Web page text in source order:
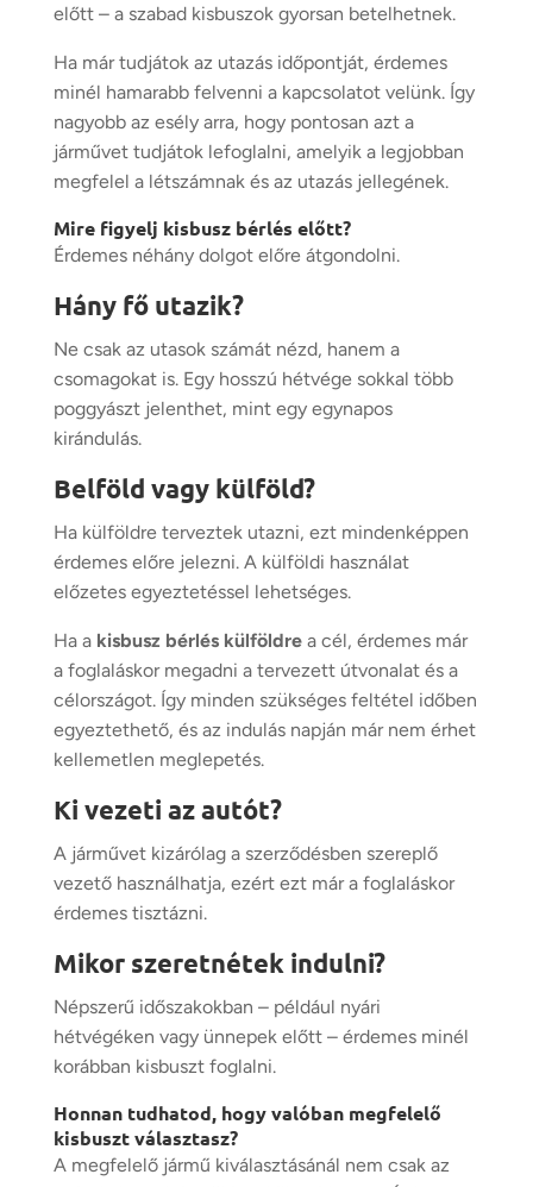
előtt – a szabad kisbuszok gyorsan betelhetnek.
Ha már tudjátok az utazás időpontját, érdemes
minél hamarabb felvenni a kapcsolatot velünk. Így
nagyobb az esély arra, hogy pontosan azt a
járművet tudjátok lefoglalni, amelyik a legjobban
megfelel a létszámnak és az utazás jellegének.
Mire figyelj kisbusz bérlés előtt?
Érdemes néhány dolgot előre átgondolni.
Hány fő utazik?
Ne csak az utasok számát nézd, hanem a
csomagokat is. Egy hosszú hétvége sokkal több
poggyászt jelenthet, mint egy egynapos
kirándulás.
Belföld vagy külföld?
Ha külföldre terveztek utazni, ezt mindenképpen
érdemes előre jelezni. A külföldi használat
előzetes egyeztetéssel lehetséges.
Ha a kisbusz bérlés külföldrea cél, érdemes már
a foglaláskor megadni a tervezett útvonalat és a
célországot. Így minden szükséges feltétel időben
egyeztethető, és az indulás napján már nem érhet
kellemetlen meglepetés.
Ki vezeti az autót?
A járművet kizárólag a szerződésben szereplő
vezető használhatja, ezért ezt már a foglaláskor
érdemes tisztázni.
Mikor szeretnétek indulni?
Népszerű időszakokban – például nyári
hétvégéken vagy ünnepek előtt – érdemes minél
korábban kisbuszt foglalni.
Honnan tudhatod, hogy valóban megfelelő
kisbuszt választasz?
A megfelelő jármű kiválasztásánál nem csak az